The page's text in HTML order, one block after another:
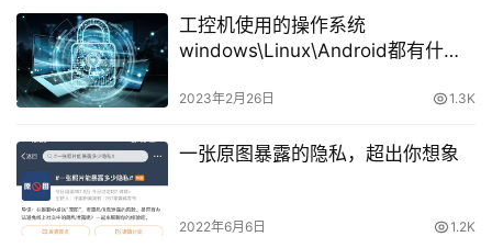
工控机使用的操作系统
windows\Linux\Android都有什么
2023年2月26日 1.3K
一张原图暴露的隐私，超出你想象
2022年6月6日 1.2K